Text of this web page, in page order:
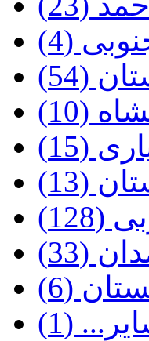
(4)
(54)
(10)
(15)
(13)
(128)
(33)
(6)
(1)